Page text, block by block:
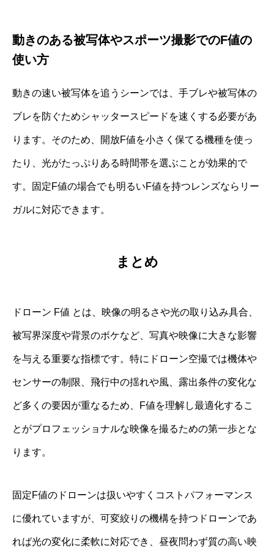
動きのある被写体やスポーツ撮影でのF値の
使い方
動きの速い被写体を追うシーンでは、手ブレや被写体の
ブレを防ぐためシャッタースピードを速くする必要があ
ります。そのため、開放F値を小さく保てる機種を使っ
たり、光がたっぷりある時間帯を選ぶことが効果的で
す。固定F値の場合でも明るいF値を持つレンズならリー
ガルに対応できます。
まとめ
ドローン F値 とは、映像の明るさや光の取り込み具合、
被写界深度や背景のボケなど、写真や映像に大きな影響
を与える重要な指標です。特にドローン空撮では機体や
センサーの制限、飛行中の揺れや風、露出条件の変化な
ど多くの要因が重なるため、F値を理解し最適化するこ
とがプロフェッショナルな映像を撮るための第一歩とな
ります。
固定F値のドローンは扱いやすくコストパフォーマンス
に優れていますが、可変絞りの機構を持つドローンであ
れば光の変化に柔軟に対応でき、昼夜問わず質の高い映